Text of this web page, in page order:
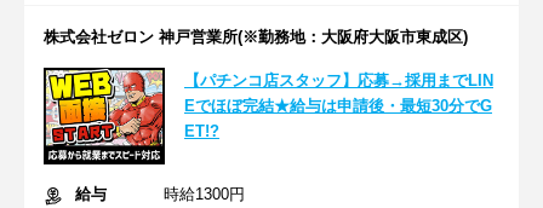
株式会社ゼロン 神戸営業所(※勤務地：大阪府大阪市東成区)
【パチンコ店スタッフ】応募→採用までLIN
Eでほぼ完結★給与は申請後・最短30分でG
ET!?
給与
時給1300円